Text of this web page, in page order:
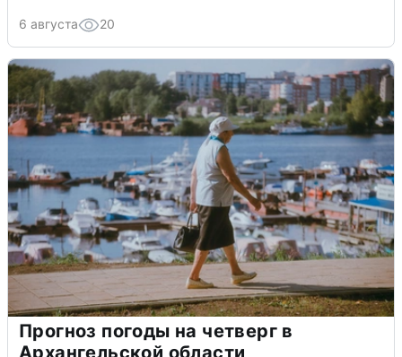
6 августа 20
Прогноз погоды на четверг в
Архангельской области